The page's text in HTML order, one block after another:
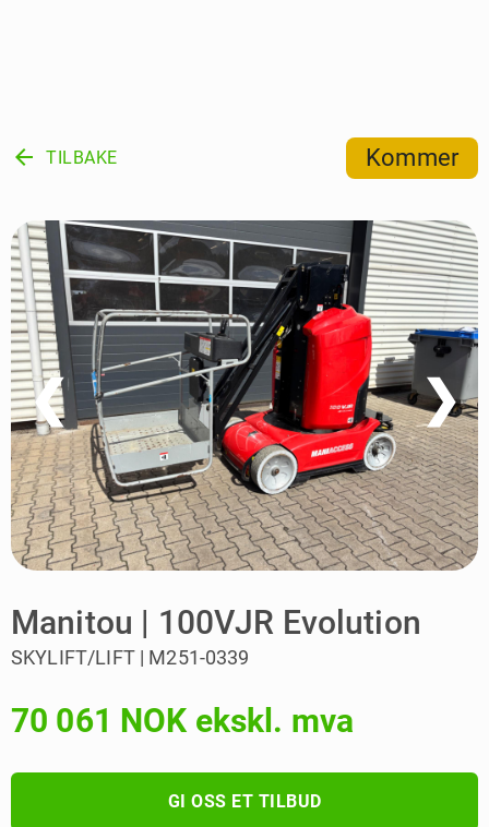
arrow_back TILBAKE Kommer
❮ ❯
Manitou | 100VJR Evolution
SKYLIFT/LIFT | M251-0339
70 061 NOK ekskl. mva
GI OSS ET TILBUD